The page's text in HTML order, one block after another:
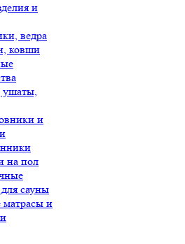
и
ведра
ковши
и
на пол
сауны
и